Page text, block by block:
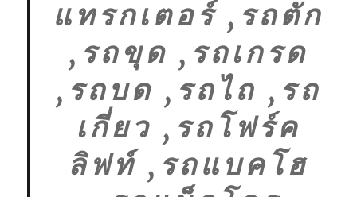
แทรกเตอร์ ,รถตัก
,รถขุด ,รถเกรด
,รถบด ,รถไถ ,รถ
เกี่ยว ,รถโฟร์ค
ลิฟท์ ,รถแบคโฮ